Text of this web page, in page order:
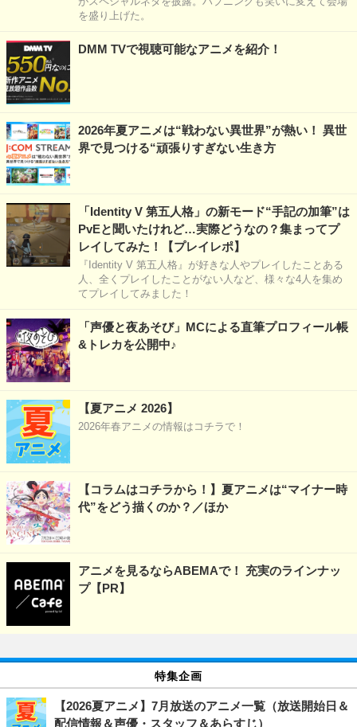
を盛り上げた。
DMM TVで視聴可能なアニメを紹介！
2026年夏アニメは“戦わない異世界”が熱い！ 異世
界で見つける“頑張りすぎない生き方
「Identity V 第五人格」の新モード“手記の加筆”は
PvEと聞いたけれど…実際どうなの？集まってプ
レイしてみた！【プレイレポ】
『Identity V 第五人格』が好きな人やプレイしたことある
人、全くプレイしたことがない人など、様々な4人を集め
てプレイしてみました！
「声優と夜あそび」MCによる直筆プロフィール帳
&トレカを公開中♪
【夏アニメ 2026】
2026年春アニメの情報はコチラで！
【コラムはコチラから！】夏アニメは“マイナー時
代”をどう描くのか？／ほか
アニメを見るならABEMAで！ 充実のラインナッ
プ【PR】
特集企画
【2026夏アニメ】7月放送のアニメ一覧（放送開始日＆
配信情報＆声優・スタッフ＆あらすじ）